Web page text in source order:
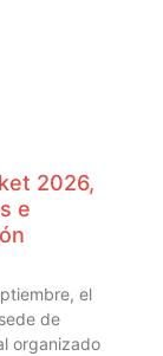
2026,
e
el
de
organizado